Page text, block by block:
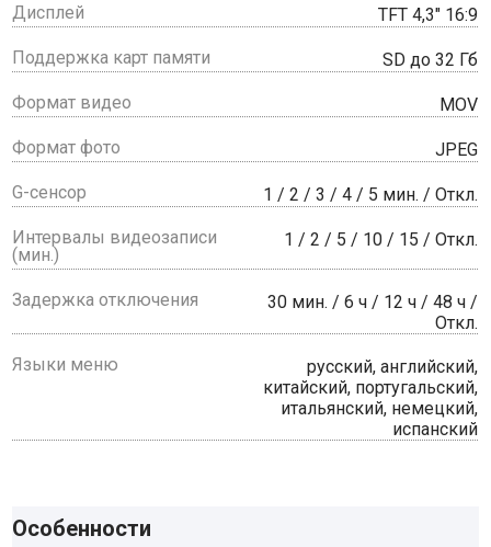
Дисплей TFT 4,3" 16:9
Поддержка карт памяти SD до 32 Гб
Формат видео MOV
Формат фото JPEG
G-сенсор 1 / 2 / 3 / 4 / 5 мин. / Откл.
Интервалы видеозаписи
(мин.)
1 / 2 / 5 / 10 / 15 / Откл.
Задержка отключения
30 мин. / 6 ч / 12 ч / 48 ч /
Откл.
Языки меню
русский, английский,
китайский, португальский,
итальянский, немецкий,
испанский
Особенности